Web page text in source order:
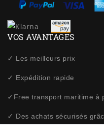
VOS AVANTAGES
✓ Les meilleurs prix
✓ Expédition rapide
✓Free transport maritime à
✓ Des achats sécurisés